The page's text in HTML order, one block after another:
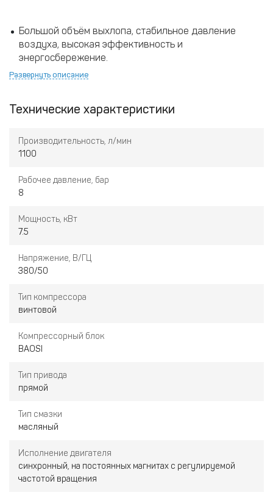
Большой объём выхлопа, стабильное давление
воздуха, высокая эффективность и
энергосбережение.
шума, низкая температура и долгий срок службы.
автоматического запуска и остановки при
нормальной работе без участия оператора.
Развернуть описание
Технические характеристики
Производительность, л/мин
1100
Рабочее давление, бар
8
Мощность, кВт
7.5
Напряжение, В/ГЦ
380/50
Тип компрессора
винтовой
Компрессорный блок
BAOSI
Тип привода
прямой
Тип смазки
масляный
Исполнение двигателя
синхронный, на постоянных магнитах с регулируемой
частотой вращения